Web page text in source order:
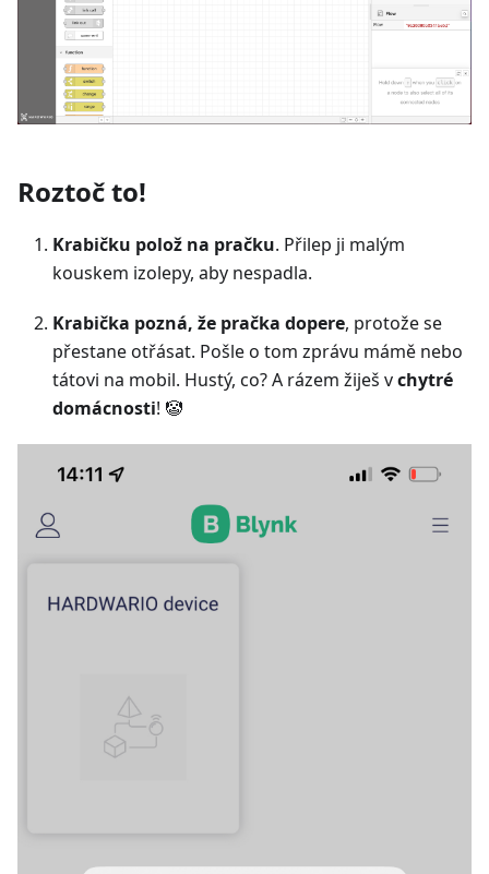
Roztoč to!
Krabičku polož na pračku. Přilep ji malým
kouskem izolepy, aby nespadla.
Krabička pozná, že pračka dopere, protože se
přestane otřásat. Pošle o tom zprávu mámě nebo
tátovi na mobil. Hustý, co? A rázem žiješ vchytré
domácnosti! 🤡